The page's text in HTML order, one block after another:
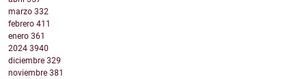
marzo 332
febrero 411
enero 361
2024 3940
diciembre 329
noviembre 381